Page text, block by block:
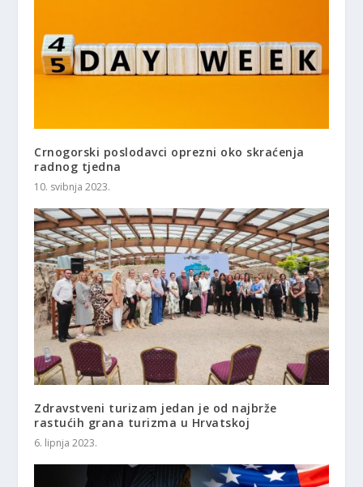
Crnogorski poslodavci oprezni oko skraćenja
radnog tjedna
10. svibnja 2023.
Zdravstveni turizam jedan je od najbrže
rastućih grana turizma u Hrvatskoj
6. lipnja 2023.